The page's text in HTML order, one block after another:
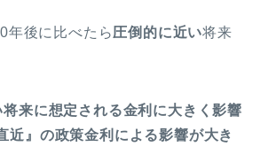
年後に比べたら圧倒的に近い将来
将来に想定される金利に大きく影響
近』の政策金利による影響が大き